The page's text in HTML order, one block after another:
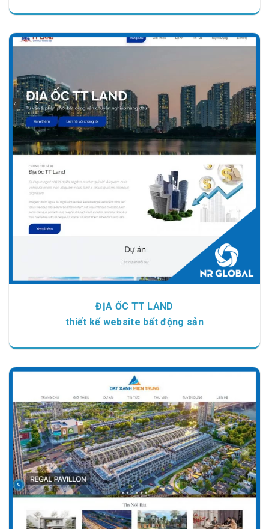
Chi tiết Xem giao diện
ĐỊA ỐC TT LAND
thiết kế website bất động sản
Chi tiết Xem giao diện